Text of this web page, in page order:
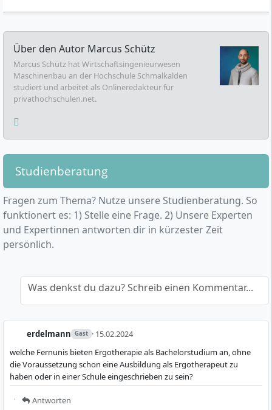
Über den Autor Marcus Schütz
Marcus Schütz hat Wirtschaftsingenieurwesen
Maschinenbau an der Hochschule Schmalkalden
studiert und arbeitet als Onlineredakteur für
privathochschulen.net.
Studienberatung
Fragen zum Thema? Nutze unsere Studienberatung. So
funktionert es: 1) Stelle eine Frage. 2) Unsere Experten
und Expertinnen antworten dir in kürzester Zeit
persönlich.
Was denkst du dazu? Schreib einen Kommentar...
erdelmann Gast · 15.02.2024
welche Fernunis bieten Ergotherapie als Bachelorstudium an, ohne
die Voraussetzung schon eine Ausbildung als Ergotherapeut zu
haben oder in einer Schule eingeschrieben zu sein?
Antworten